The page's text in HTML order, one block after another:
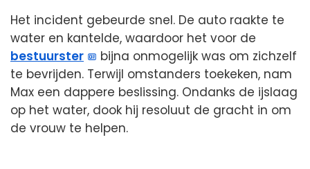
Het incident gebeurde snel. De auto raakte te
water en kantelde, waardoor het voor de
bestuurster
bijna onmogelijk was om zichzelf
te bevrijden. Terwijl omstanders toekeken, nam
Max een dappere beslissing. Ondanks de ijslaag
op het water, dook hij resoluut de gracht in om
de vrouw te helpen.